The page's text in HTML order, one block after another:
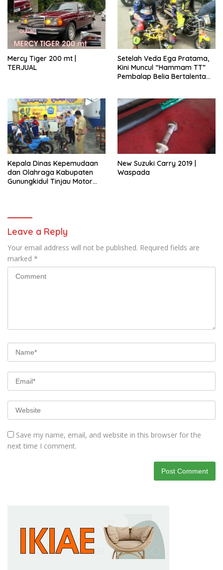
Mercy Tiger 200 mt |
TERJUAL
Setelah Veda Ega Pratama,
Kini Muncul “Hammam TT”
Pembalap Belia Bertalenta
Kepala Dinas Kepemudaan
dan Olahraga Kabupaten
Gunungkidul Tinjau Motor
New Suzuki Carry 2019 |
Waspada
Leave a Reply
Your email address will not be published. Required fields are
marked *
Save my name, email, and website in this browser for the
next time I comment.